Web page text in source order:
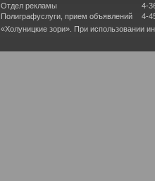
Отдел рекламы
Полиграфуслуги, прием объявлений
4-
4-
«Холуницкие зори». При использовании